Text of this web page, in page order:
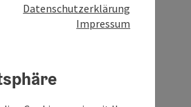
Datenschutzerklärung
Impressum